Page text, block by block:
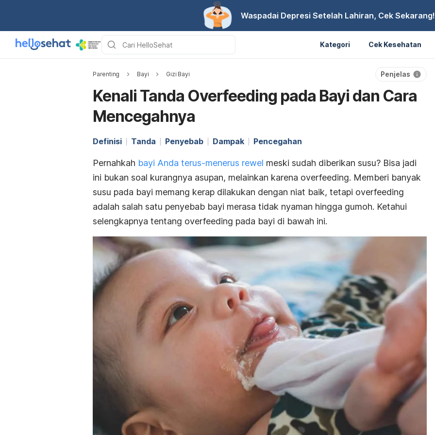
Waspadai Depresi Setelah Lahiran, Cek Sekarang!
Kategori Cek Kesehatan
Parenting Bayi Gizi Bayi Penjelas
Kenali Tanda Overfeeding pada Bayi dan Cara
Mencegahnya
Definisi Tanda Penyebab Dampak Pencegahan
Pernahkah bayi Anda terus-menerus rewel meski sudah diberikan susu? Bisa jadi
ini bukan soal kurangnya asupan, melainkan karena overfeeding. Memberi banyak
susu pada bayi memang kerap dilakukan dengan niat baik, tetapi overfeeding
adalah salah satu penyebab bayi merasa tidak nyaman hingga gumoh. Ketahui
selengkapnya tentang overfeeding pada bayi di bawah ini.